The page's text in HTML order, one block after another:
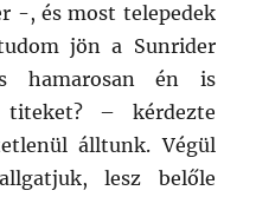
-, és most telepedek
jön a Sunrider
hamarosan én is
titeket? – kérdezte
álltunk. Végül
lesz belőle